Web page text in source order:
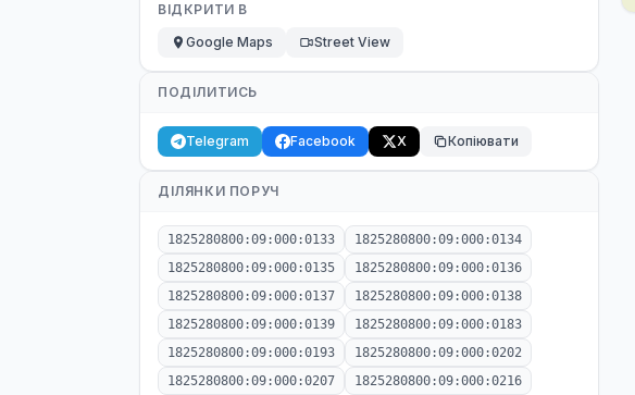
ВІДКРИТИ В
Google Maps
Street View
ПОДІЛИТИСЬ
Telegram Facebook X Копіювати
ДІЛЯНКИ ПОРУЧ
1825280800:09:000:0133
1825280800:09:000:0134
1825280800:09:000:0135
1825280800:09:000:0136
1825280800:09:000:0137
1825280800:09:000:0138
1825280800:09:000:0139
1825280800:09:000:0183
1825280800:09:000:0193
1825280800:09:000:0202
1825280800:09:000:0207
1825280800:09:000:0216